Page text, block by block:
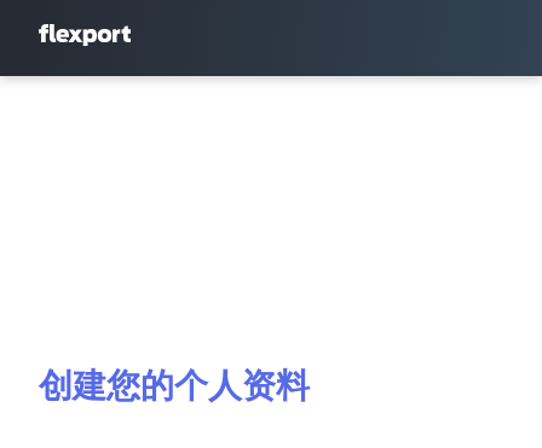
创建您的个人资料